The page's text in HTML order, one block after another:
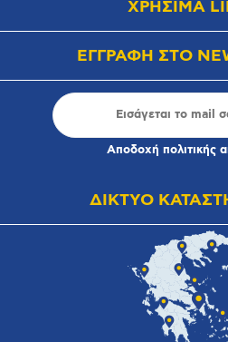
ΧΡΗΣΙΜΑ
ΕΓΓΡΑΦΗ ΣΤΟ
Αποδοχή πολιτικής
ΔΙΚΤΥΟ